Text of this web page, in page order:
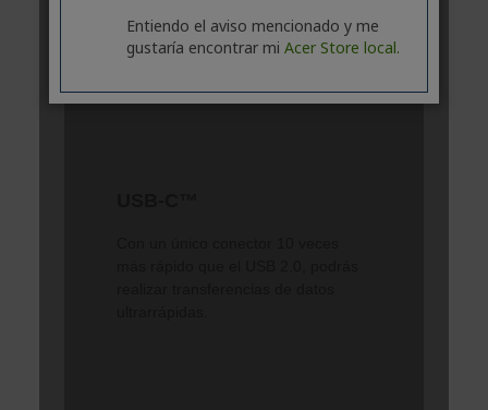
Entiendo el aviso mencionado y me
gustaría encontrar mi Acer Store local.